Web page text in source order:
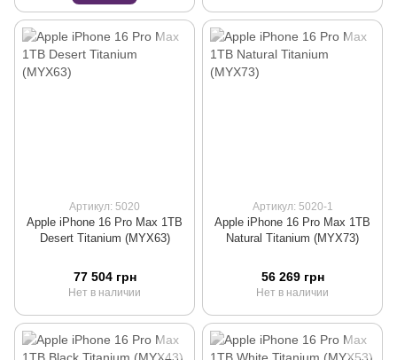
Артикул: 5020
Apple iPhone 16 Pro Max 1TB
Desert Titanium (MYX63)
77 504 грн
Нет в наличии
Артикул: 5020-1
Apple iPhone 16 Pro Max 1TB
Natural Titanium (MYX73)
56 269 грн
Нет в наличии